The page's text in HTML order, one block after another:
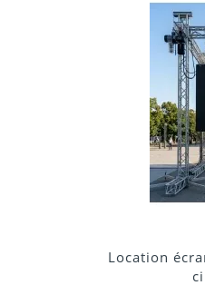
Location